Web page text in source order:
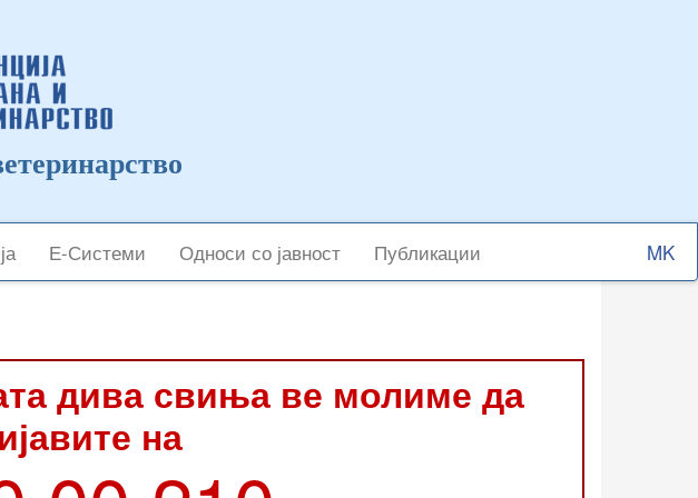
Е-Системи Односи со јавност Публикации
Select
your
дива свиња ве молиме да
на